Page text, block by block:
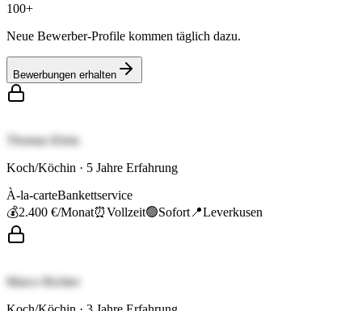
100+
Neue Bewerber-Profile kommen täglich dazu.
Bewerbungen erhalten
Thomas Klein
Koch/Köchin · 5 Jahre Erfahrung
À-la-carteBankettservice
💰2.400 €/Monat⏰Vollzeit🟢Sofort 📍Leverkusen
Marco Richter